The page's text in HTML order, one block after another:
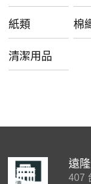
紙類 棉
清潔用品
遠
407